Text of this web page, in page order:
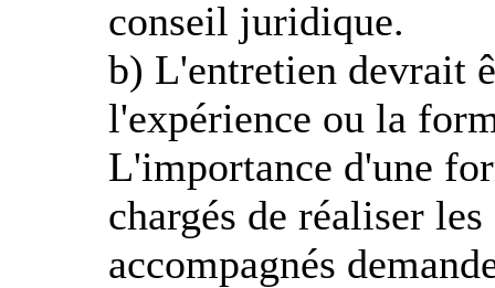
conseil juridique.
b) L'entretien devrait
l'expérience ou la
L'importance d'une
chargés de réaliser
accompagnés